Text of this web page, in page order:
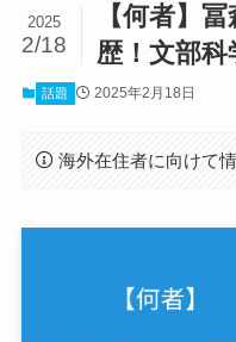
【何者】
歴！文部科
2025
2/18
話題 2025年2月18日
海外在住者に向けて